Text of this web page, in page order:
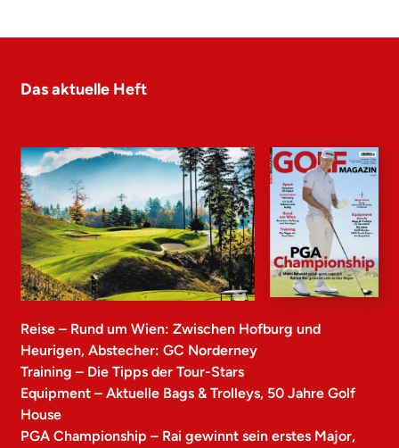
Das aktuelle Heft
Reise – Rund um Wien: Zwischen Hofburg und
Heurigen, Abstecher: GC Norderney
Training – Die Tipps der Tour-Stars
Equipment – Aktuelle Bags & Trolleys, 50 Jahre Golf
House
PGA Championship – Rai gewinnt sein erstes Major,